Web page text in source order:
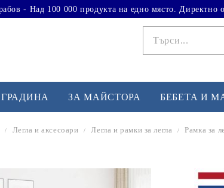
- Над 100 000 продукта на едно място. Директно
ЗА МАЙСТОРА БЕБЕТА И
Легла и аксесоари Легла и рамки за легла Рамка за